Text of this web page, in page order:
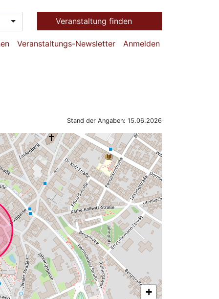
Veranstaltung finden
Veranstaltungs-Newsletter Anmelden
Stand der Angaben: 15.06.2026
+